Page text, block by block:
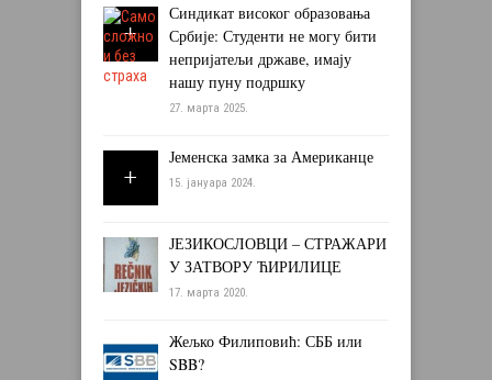
Синдикат високог образовања
Србије: Студенти не могу бити
непријатељи државе, имају
нашу пуну подршку
27. марта 2025.
Јеменска замка за Американце
15. јануара 2024.
ЈЕЗИКОСЛОВЦИ – СТРАЖАРИ
У ЗАТВОРУ ЋИРИЛИЦЕ
17. марта 2020.
Жељко Филиповић: СББ или
SBB?